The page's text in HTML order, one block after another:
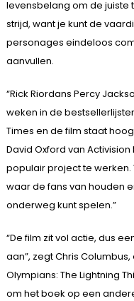
levensbelang om de
strijd, want je kunt de
personages eindeloos
aanvullen.
“Rick Riordans Percy
weken in de
Times en de film staat
David Oxford van Activision
populair project te
waar de fans van houden
onderweg kunt spelen.”
“De film zit vol actie, dus
aan”, zegt Chris
Olympians: The Lightning
om het boek op een